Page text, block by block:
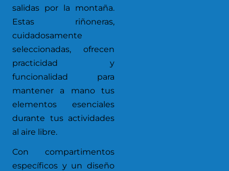
salidas por la montaña.
Estas riñoneras,
cuidadosamente
seleccionadas, ofrecen
practicidad y
funcionalidad para
mantener a mano tus
elementos esenciales
durante tus actividades
al aire libre.
Con compartimentos
específicos y un diseño